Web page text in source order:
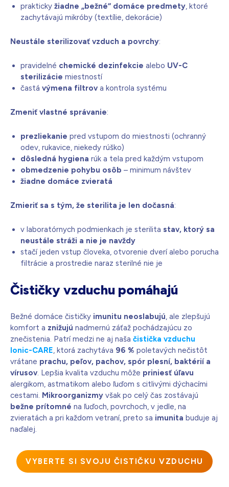
prakticky žiadne „bežné“ domáce predmety , ktoré
zachytávajú mikróby (textílie, dekorácie)
Neustále sterilizovať vzduch a povrchy:
pravidelné chemické dezinfekcie alebo UV-C
sterilizácie miestností
častá výmena filtrov a kontrola systému
Zmeniť vlastné správanie:
prezliekanie pred vstupom do miestnosti (ochranný
odev, rukavice, niekedy rúško)
dôsledná hygiena rúk a tela pred každým vstupom
obmedzenie pohybu osôb – minimum návštev
žiadne domáce zvieratá
Zmieriť sa s tým, že sterilita je len dočasná:
v laboratórnych podmienkach je sterilita stav, ktorý sa
neustále stráži a nie je navždy
stačí jeden vstup človeka, otvorenie dverí alebo porucha
filtrácie a prostredie naraz sterilné nie je
Čističky vzduchu pomáhajú
Bežné domáce čističky imunitu neoslabujú , ale zlepšujú
komfort a znižujú nadmernú záťaž pochádzajúcu zo
znečistenia. Patrí medzi ne aj naša čistička vzduchu
Ionic-CARE , ktorá zachytáva 96 % poletavých nečistôt
vrátane prachu, peľov, pachov, spór plesní, baktérií a
vírusov . Lepšia kvalita vzduchu môže priniesť úľavu
alergikom, astmatikom alebo ľuďom s citlivými dýchacími
cestami. Mikroorganizmy však po celý čas zostávajú
bežne prítomné na ľuďoch, povrchoch, v jedle, na
zvieratách a pri každom vetraní, preto sa imunita buduje aj
naďalej.
VYBERTE SI SVOJU ČISTIČKU VZDUCHU